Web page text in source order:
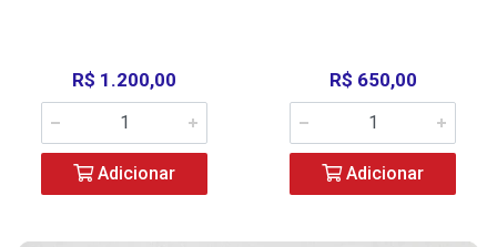
R$ 1.200,00
Adicionar
R$ 650,00
Adicionar